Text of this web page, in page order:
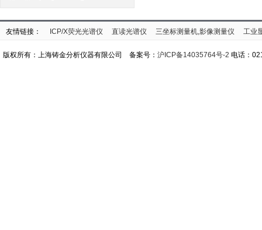
友情链接： ICP/X荧光光谱仪 直读光谱仪 三坐标测量机,影像测量仪 工业
版权所有：上海铸金分析仪器有限公司 备案号： 沪ICP备14035764号-2 电话：